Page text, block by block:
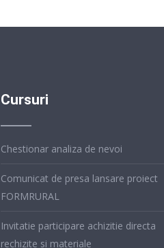
Cursuri
Chestionar analiza de nevoi
Comunicat de presa lansare proiect
FORMRURAL
Invitatie participare achizitie directa
rechizite si materiale